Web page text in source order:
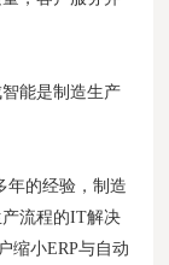
能是制造生产
年的经验，制造
流程的IT解决
缩小ERP与自动